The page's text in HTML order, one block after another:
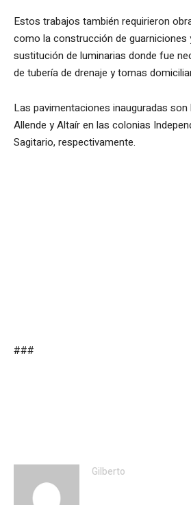
Estos trabajos también requirieron
como la construcción de guarniciones
sustitución de luminarias donde fue
de tubería de drenaje y tomas
Las pavimentaciones inauguradas
Allende y Altaír en las colonias
Sagitario, respectivamente.
###
Gilberto